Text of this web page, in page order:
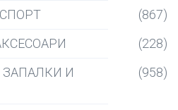
(867)
(228)
И
(958)